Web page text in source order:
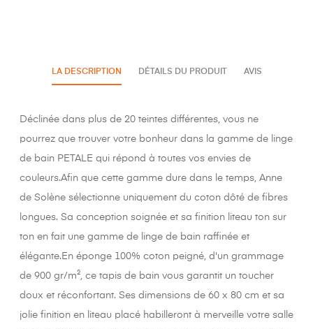
LA DESCRIPTION DÉTAILS DU PRODUIT AVIS
Déclinée dans plus de 20 teintes différentes, vous ne
pourrez que trouver votre bonheur dans la gamme de linge
de bain PETALE qui répond à toutes vos envies de
couleurs.Afin que cette gamme dure dans le temps, Anne
de Solène sélectionne uniquement du coton dôté de fibres
longues. Sa conception soignée et sa finition liteau ton sur
ton en fait une gamme de linge de bain raffinée et
élégante.En éponge 100% coton peigné, d'un grammage
de 900 gr/m², ce tapis de bain vous garantit un toucher
doux et réconfortant. Ses dimensions de 60 x 80 cm et sa
jolie finition en liteau placé habilleront à merveille votre salle